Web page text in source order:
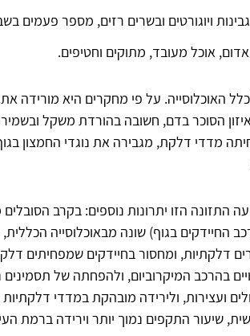
ויוגורטים ובשרים רזים, מספר פעמים
אוכל מעובד, מתוקים וחטיפים.
האוכלוסייה. על פי מחקרים היא מורידה את
הסוכר בדם, חשובה בהורדת משקל
מדדי דלקת, מגבירה את נוגדי החמצון
התזונה הזו יתרונות נוספים: בקרב
החיידקים בגוף) שונה מבאוכלוסייה
דלקתיות, ומחסור בחיידקים שמפחיתים
בהרכב המיקרוביום, ולהפחתה של תסמינים
ועצירות, ולירידה מובהקת במדדי דלקתיות
שיעור התקפים נמוך יותר וירידה ברמת